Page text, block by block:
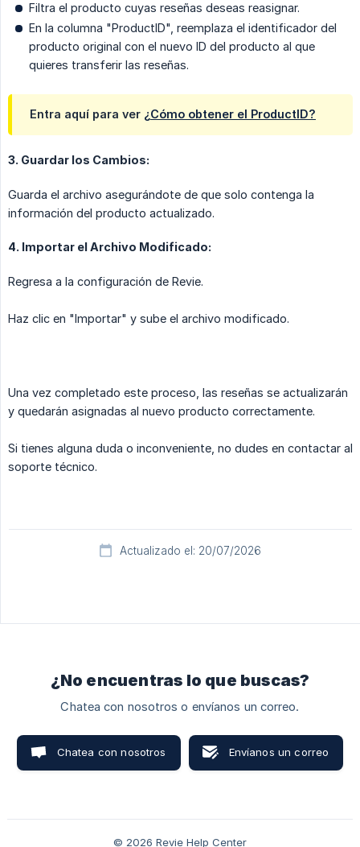
Filtra el producto cuyas reseñas deseas reasignar.
En la columna "ProductID", reemplaza el identificador del
producto original con el nuevo ID del producto al que
quieres transferir las reseñas.
Entra aquí para ver ¿Cómo obtener el ProductID?
3. Guardar los Cambios:
Guarda el archivo asegurándote de que solo contenga la
información del producto actualizado.
4. Importar el Archivo Modificado:
Regresa a la configuración de Revie.
Haz clic en "Importar" y sube el archivo modificado.
Una vez completado este proceso, las reseñas se actualizarán
y quedarán asignadas al nuevo producto correctamente.
Si tienes alguna duda o inconveniente, no dudes en contactar al
soporte técnico.
Actualizado el: 20/07/2026
¿No encuentras lo que buscas?
Chatea con nosotros o envíanos un correo.
Chatea con nosotros Envíanos un correo
© 2026 Revie Help Center